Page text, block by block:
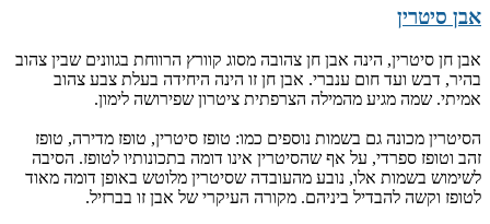
אבן סיטרין
אבן חן סיטרין, הינה אבן חן צהובה מסוג קוורץ הרווחת בגוונים שבין צהוב
בהיר, דבש ועד חום ענברי. אבן חן זו הינה היחידה בעלת צבע צהוב
אמיתי. שמה מגיע מהמילה הצרפתית ציטרון שפירושה לימון.
הסיטרין מכונה גם בשמות נוספים כמו: טופז סיטרין, טופז מדירה, טופז
זהב וטופז ספרדי, על אף שהסיטרין אינו דומה בתכונותיו לטופז. הסיבה
לשימוש בשמות אלו, נובע מהעובדה שסיטרין מלוטש באופן דומה מאוד
לטופז וקשה להבדיל ביניהם. מקורה העיקרי של אבן זו בברזיל.